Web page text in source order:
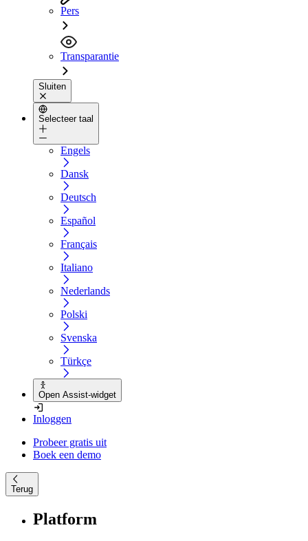
Pers
Transparantie
Sluiten
Selecteer taal
Engels
Dansk
Deutsch
Español
Français
Italiano
Nederlands
Polski
Svenska
Türkçe
Open Assist-widget
Inloggen
Probeer gratis uit
Boek een demo
Terug
Platform